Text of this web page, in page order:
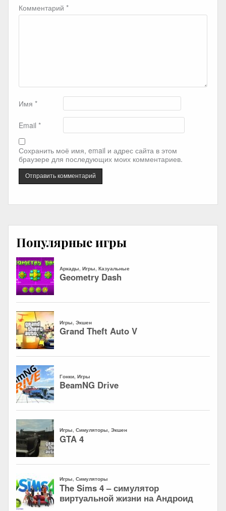
Комментарий *
Имя *
Email *
Сохранить моё имя, email и адрес сайта в этом
браузере для последующих моих комментариев.
Популярные игры